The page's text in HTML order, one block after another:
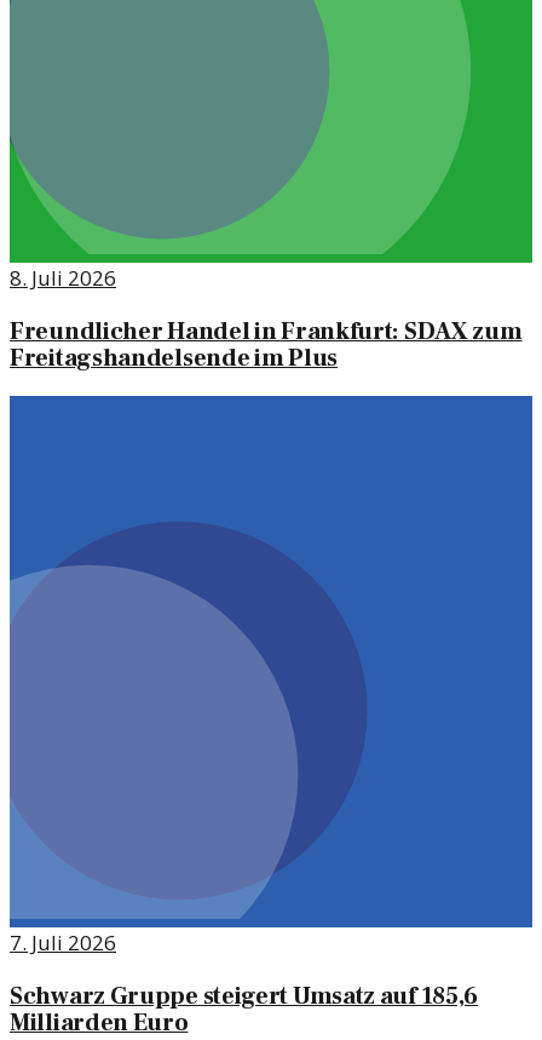
8. Juli 2026
Freundlicher Handel in Frankfurt: SDAX zum
Freitagshandelsende im Plus
7. Juli 2026
Schwarz Gruppe steigert Umsatz auf 185,6
Milliarden Euro